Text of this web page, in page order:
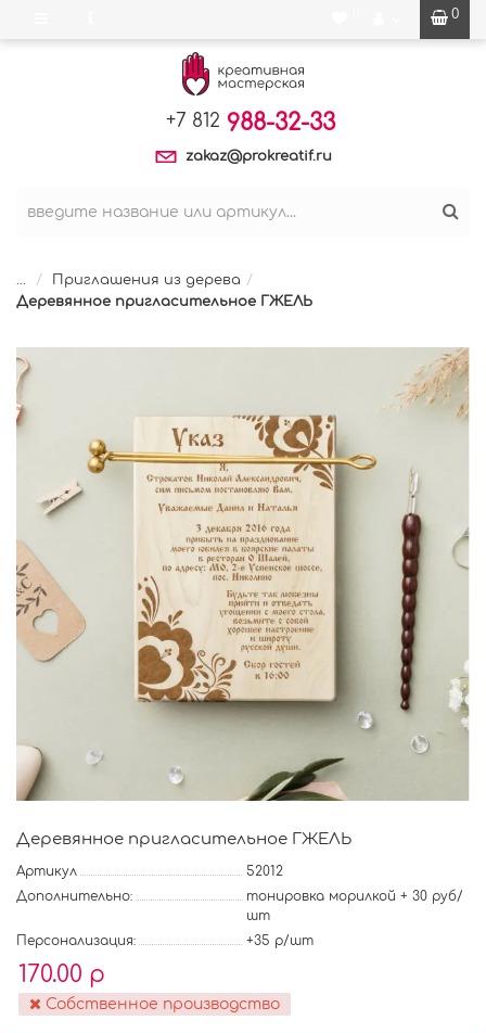
0
+7 812 988-32-33
zakaz@prokreatif.ru
...
Приглашения из дерева
Деревянное пригласительное ГЖЕЛЬ
Деревянное пригласительное ГЖЕЛЬ
Артикул
52012
Дополнительно:
тонировка морилкой + 30 руб/
шт
Персонализация:
+35 р/шт
170.00 р
Собственное производство